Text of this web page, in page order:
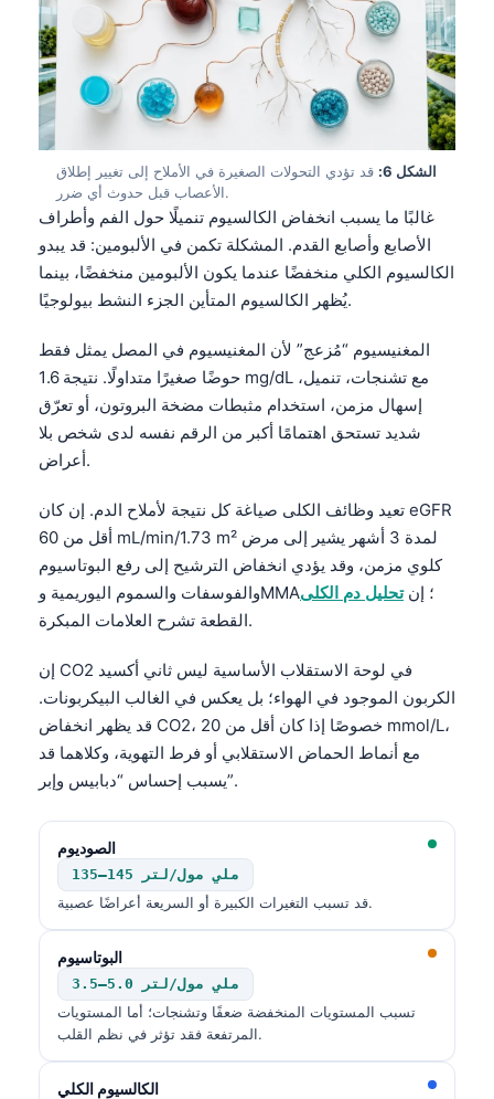
الشكل 6:
قد تؤدي التحولات الصغيرة في الأملاح إلى تغيير إطلاق
الأعصاب قبل حدوث أي ضرر.
غالبًا ما يسبب انخفاض الكالسيوم تنميلًا حول الفم وأطراف
الأصابع وأصابع القدم. المشكلة تكمن في الألبومين: قد يبدو
الكالسيوم الكلي منخفضًا عندما يكون الألبومين منخفضًا، بينما
يُظهر الكالسيوم المتأين الجزء النشط بيولوجيًا.
المغنيسيوم “مُزعج” لأن المغنيسيوم في المصل يمثل فقط
حوضًا صغيرًا متداولًا. نتيجة 1.6 mg/dL مع تشنجات، تنميل،
إسهال مزمن، استخدام مثبطات مضخة البروتون، أو تعرّق
شديد تستحق اهتمامًا أكبر من الرقم نفسه لدى شخص بلا
أعراض.
تعيد وظائف الكلى صياغة كل نتيجة لأملاح الدم. إن كان eGFR
أقل من 60 mL/min/1.73 m² لمدة 3 أشهر يشير إلى مرض
كلوي مزمن، وقد يؤدي انخفاض الترشيح إلى رفع البوتاسيوم
والفوسفات والسموم اليوريمية وMMA؛ إنتحليل دم الكلى
القطعة تشرح العلامات المبكرة.
إن CO2 في لوحة الاستقلاب الأساسية ليس ثاني أكسيد
الكربون الموجود في الهواء؛ بل يعكس في الغالب البيكربونات.
قد يظهر انخفاض CO2، خصوصًا إذا كان أقل من 20 mmol/L،
مع أنماط الحماض الاستقلابي أو فرط التهوية، وكلاهما قد
يسبب إحساس “دبابيس وإبر”.
الصوديوم
135–145 ملي مول/لتر
قد تسبب التغيرات الكبيرة أو السريعة أعراضًا عصبية.
البوتاسيوم
3.5–5.0 ملي مول/لتر
تسبب المستويات المنخفضة ضعفًا وتشنجات؛ أما المستويات
المرتفعة فقد تؤثر في نظم القلب.
الكالسيوم الكلي
پښتو
سنڌي
සිංහල
অসমীয়া
Galego
Latviešu valoda
Македонски јазик
Euskara
Gàidhlig
Occitan
العربية المغربية
Монгол
ພາສາລາວ
Basa Jawa
Кыргызча
Татар теле
Беларуская мова
Esperanto
Frysk
Ślōnskŏ gŏdka
Norsk bokmål